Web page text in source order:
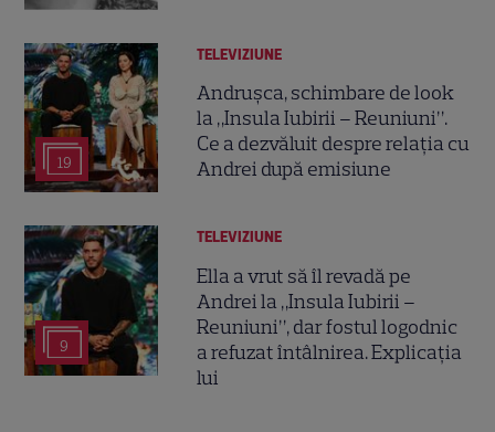
19
TELEVIZIUNE
Andrușca, schimbare de look
la „Insula Iubirii – Reuniuni”.
Ce a dezvăluit despre relația cu
Andrei după emisiune
9
TELEVIZIUNE
Ella a vrut să îl revadă pe
Andrei la „Insula Iubirii –
Reuniuni”, dar fostul logodnic
a refuzat întâlnirea. Explicația
lui